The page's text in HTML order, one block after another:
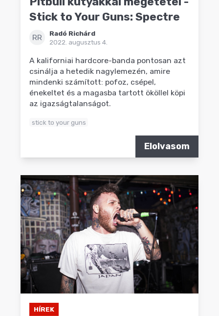
Stick to Your Guns: Spectre
RR
Radó Richárd
2022. augusztus 4.
A kaliforniai hardcore-banda pontosan azt
csinálja a hetedik nagylemezén, amire
mindenki számított: pofoz, csépel,
énekeltet és a magasba tartott ököllel köpi
az igazságtalanságot.
stick to your guns
Elolvasom
HÍREK